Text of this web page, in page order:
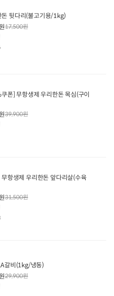
돈 뒷다리(불고기용/1kg)
17,500원
39,900원
항생제 우리한돈 앞다리살(수육
31,500원
갈비(1kg/냉동)
29,900원